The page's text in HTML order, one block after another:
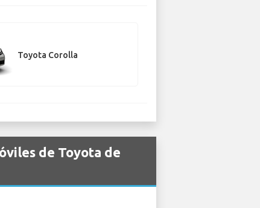
Toyota Corolla
de Toyota de